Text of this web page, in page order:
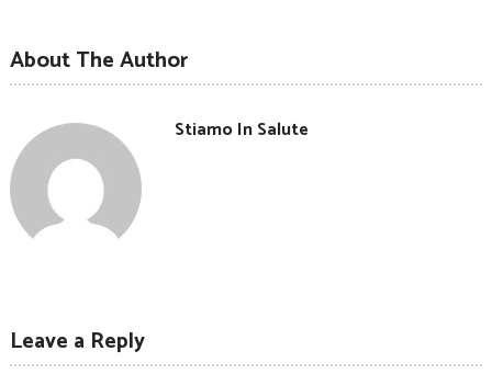
About The Author
Stiamo In Salute
Leave a Reply